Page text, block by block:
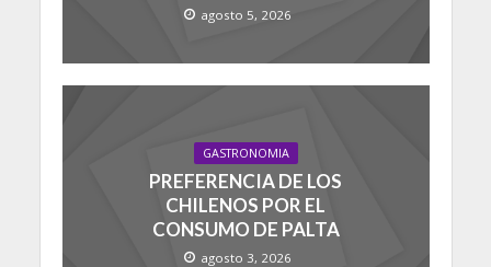
agosto 5, 2026
GASTRONOMIA
PREFERENCIA DE LOS
CHILENOS POR EL
CONSUMO DE PALTA
agosto 3, 2026